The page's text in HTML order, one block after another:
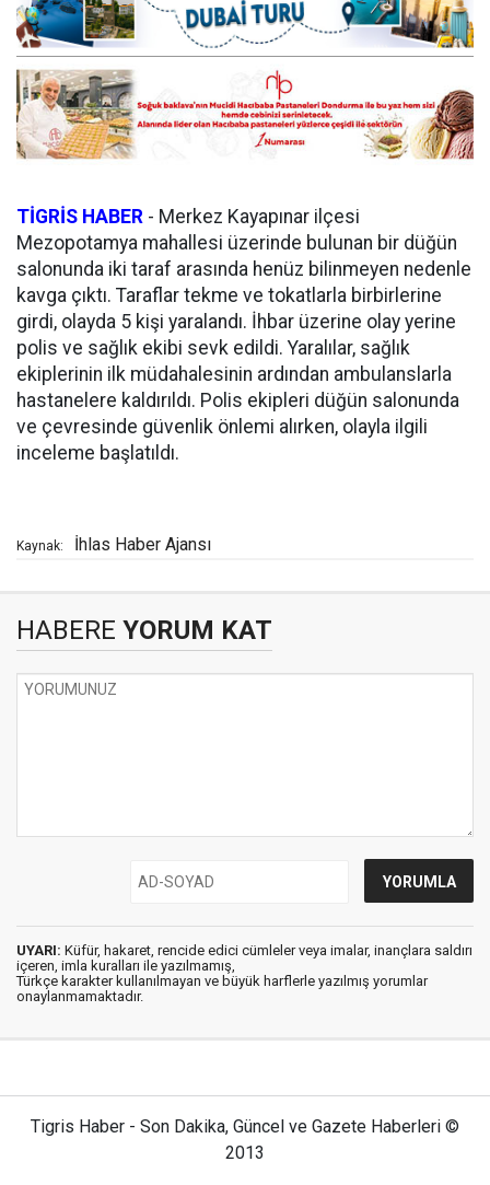
TİGRİS HABER - Merkez Kayapınar ilçesi
Mezopotamya mahallesi üzerinde bulunan bir düğün
salonunda iki taraf arasında henüz bilinmeyen nedenle
kavga çıktı. Taraflar tekme ve tokatlarla birbirlerine
girdi, olayda 5 kişi yaralandı. İhbar üzerine olay yerine
polis ve sağlık ekibi sevk edildi. Yaralılar, sağlık
ekiplerinin ilk müdahalesinin ardından ambulanslarla
hastanelere kaldırıldı. Polis ekipleri düğün salonunda
ve çevresinde güvenlik önlemi alırken, olayla ilgili
inceleme başlatıldı.
Kaynak: İhlas Haber Ajansı
HABERE YORUM KAT
UYARI: Küfür, hakaret, rencide edici cümleler veya imalar, inançlara saldırı
içeren, imla kuralları ile yazılmamış,
Türkçe karakter kullanılmayan ve büyük harflerle yazılmış yorumlar
onaylanmamaktadır.
Tigris Haber - Son Dakika, Güncel ve Gazete Haberleri ©
2013